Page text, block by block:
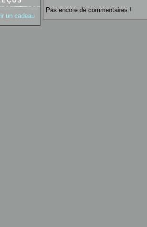
un cadeau
Pas encore de commentaires !